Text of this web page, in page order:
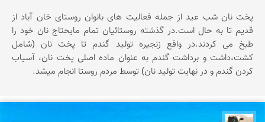
پخت نان شب عید از جمله فعالیت های بانوان روستای خان آباد از
قدیم تا به حال است.در گذشته روستائیان تمام مایحتاج نان خود را
طبخ می كردند.در واقع زنجیره تولید گندم تا پخت نان (شامل
كشت،داشت و برداشت گندم به عنوان ماده اصلی پخت نان، آسیاب
كردن گندم و در نهایت تولید نان) توسط مردم روستا انجام میشد.